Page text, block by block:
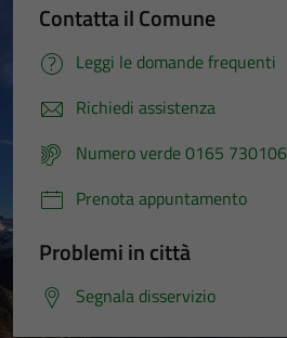
Contatta il Comune
Leggi le domande frequenti
Richiedi assistenza
Numero verde 0165 730106
Prenota appuntamento
Problemi in città
Segnala disservizio